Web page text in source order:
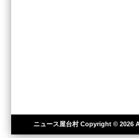
ニュース屋台村Copyright © 2026